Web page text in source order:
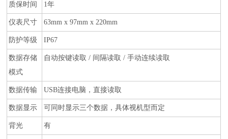
质保时间 1年
仪表尺寸 63mm x 97mm x 220mm
防护等级 IP67
数据存储
模式
自动按键读取 / 间隔读取/手动连续读取
数据传输 USB连接电脑，直接读取
数据显示 可同时显示三个数据，具体视机型而定
背光 有